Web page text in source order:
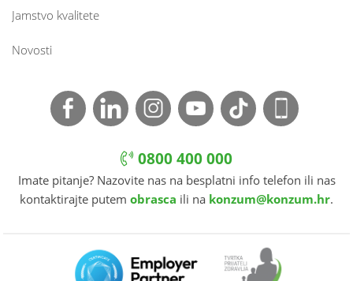
Jamstvo kvalitete
Novosti
0800 400 000
Imate pitanje? Nazovite nas na besplatni info telefon ili nas
kontaktirajte putem obrasca ili na konzum@konzum.hr.